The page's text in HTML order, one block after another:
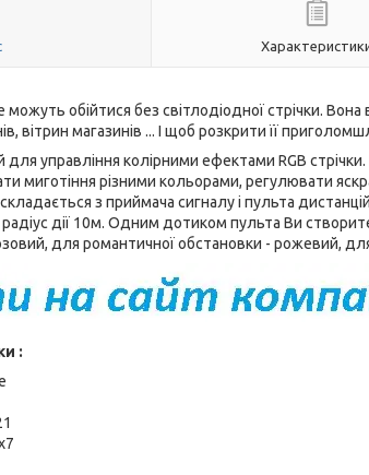
обійтися без світлодіодної стрічки.
вітрин магазинів ... І щоб розкрити її
для управління колірними ефектами RGB
миготіння різними кольорами, регулювати
складається з приймача сигналу і пульта
дії 10м. Одним дотиком пульта Ви
для романтичної обстановки - рожевий,
: